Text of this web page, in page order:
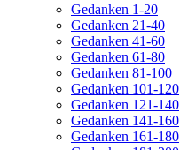
Gedanken 1-20
Gedanken 21-40
Gedanken 41-60
Gedanken 61-80
Gedanken 81-100
Gedanken 101-120
Gedanken 121-140
Gedanken 141-160
Gedanken 161-180